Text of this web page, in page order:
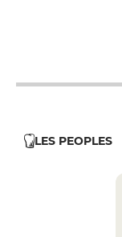
LES PEOPLES